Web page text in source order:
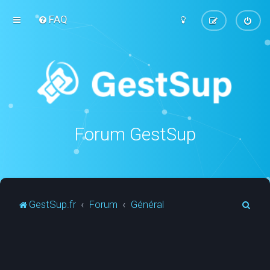
FAQ
Forum GestSup
GestSup.fr Forum Général